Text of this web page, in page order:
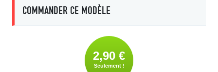
COMMANDER CE MODÈLE
2,90 €
Seulement !